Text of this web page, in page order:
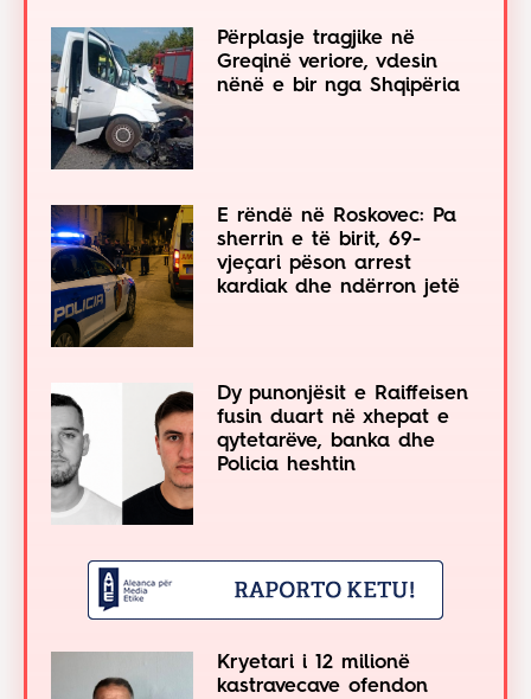
Përplasje tragjike në
Greqinë veriore, vdesin
nënë e bir nga Shqipëria
E rëndë në Roskovec: Pa
sherrin e të birit, 69-
vjeçari pëson arrest
kardiak dhe ndërron jetë
Dy punonjësit e Raiffeisen
fusin duart në xhepat e
qytetarëve, banka dhe
Policia heshtin
Kryetari i 12 milionë
kastravecave ofendon